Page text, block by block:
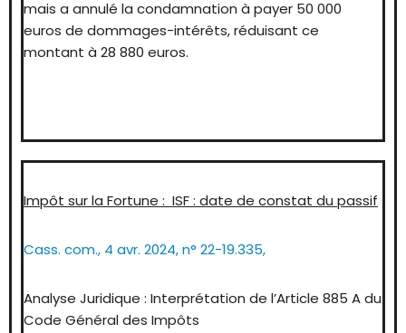
mais a annulé la condamnation à payer 50 000
euros de dommages-intérêts, réduisant ce
montant à 28 880 euros.
Impôt sur la Fortune : ISF : date de constat du passif
Cass. com., 4 avr. 2024, n° 22-19.335,
Analyse Juridique : Interprétation de l’Article 885 A du
Code Général des Impôts